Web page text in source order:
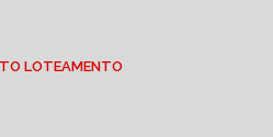
LOTEAMENTO